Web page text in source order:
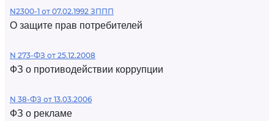
N2300-1 от 07.02.1992 ЗППП
О защите прав потребителей
N 273-ФЗ от 25.12.2008
ФЗ о противодействии коррупции
N 38-ФЗ от 13.03.2006
ФЗ о рекламе